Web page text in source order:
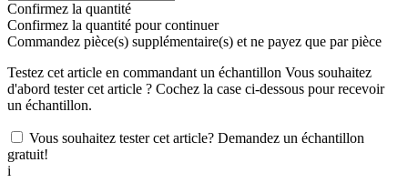
Confirmez la quantité
Confirmez la quantité pour continuer
Commandez pièce(s) supplémentaire(s) et ne payez que par pièce
Testez cet article en commandant un échantillon Vous souhaitez
d'abord tester cet article ? Cochez la case ci-dessous pour recevoir
un échantillon.
Vous souhaitez tester cet article? Demandez un échantillon
gratuit!
i